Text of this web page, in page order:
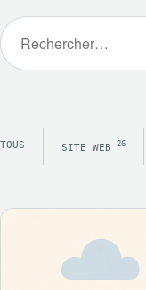
Rechercher :
TOUS SITE WEB 26